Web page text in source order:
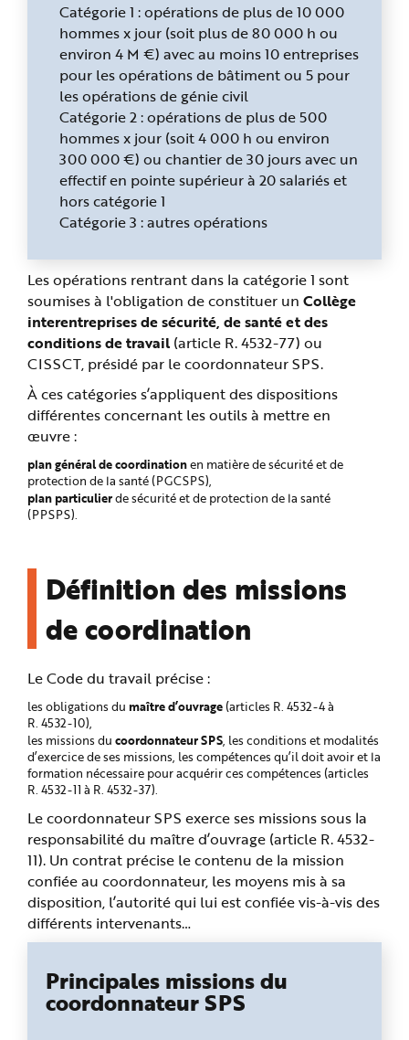
Catégorie 1 : opérations de plus de 10 000
hommes x jour (soit plus de 80 000 h ou
environ 4 M €) avec au moins 10 entreprises
pour les opérations de bâtiment ou 5 pour
les opérations de génie civil
Catégorie 2 : opérations de plus de 500
hommes x jour (soit 4 000 h ou environ
300 000 €) ou chantier de 30 jours avec un
effectif en pointe supérieur à 20 salariés et
hors catégorie 1
Catégorie 3 : autres opérations
Les opérations rentrant dans la catégorie 1 sont
soumises à l'obligation de constituer un Collège
interentreprises de sécurité, de santé et des
conditions de travail (article R. 4532-77) ou
CISSCT, présidé par le coordonnateur SPS.
À ces catégories s’appliquent des dispositions
différentes concernant les outils à mettre en
œuvre :
plan général de coordinationen matière de sécurité et de
protection de la santé (PGCSPS),
plan particulierde sécurité et de protection de la santé
(PPSPS).
Définition des missions
de coordination
Le Code du travail précise :
les obligations du maître d’ouvrage (articles R. 4532-4 à
R. 4532-10),
les missions du coordonnateur SPS, les conditions et modalités
d’exercice de ses missions, les compétences qu’il doit avoir et la
formation nécessaire pour acquérir ces compétences (articles
R. 4532-11 à R. 4532-37).
Le coordonnateur SPS exerce ses missions sous la
responsabilité du maître d’ouvrage (article R. 4532-
11). Un contrat précise le contenu de la mission
confiée au coordonnateur, les moyens mis à sa
disposition, l’autorité qui lui est confiée vis-à-vis des
différents intervenants…
Principales missions du
coordonnateur SPS